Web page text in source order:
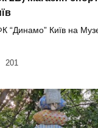
“Динамо” Київ на
201